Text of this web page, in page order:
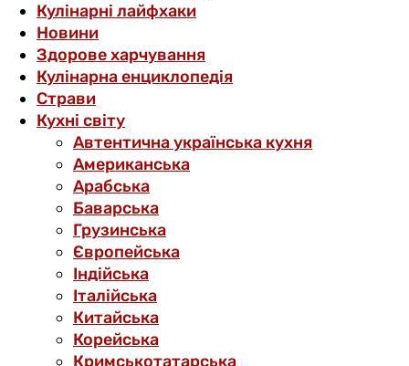
Кулінарні лайфхаки
Новини
Здорове харчування
Кулінарна енциклопедія
Страви
Кухні світу
Автентична українська кухня
Американська
Арабська
Баварська
Грузинська
Європейська
Індійська
Італійська
Китайська
Корейська
Кримськотатарська